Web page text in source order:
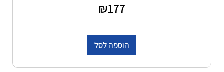
₪177
הוספה לסל